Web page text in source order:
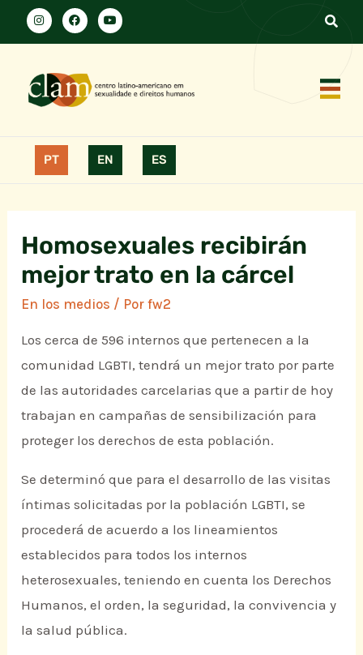
PT EN ES
Homosexuales recibirán
mejor trato en la cárcel
En los medios / Porfw2
Los cerca de 596 internos que pertenecen a la
comunidad LGBTI, tendrá un mejor trato por parte
de las autoridades carcelarias que a partir de hoy
trabajan en campañas de sensibilización para
proteger los derechos de esta población.
Se determinó que para el desarrollo de las visitas
íntimas solicitadas por la población LGBTI, se
procederá de acuerdo a los lineamientos
establecidos para todos los internos
heterosexuales, teniendo en cuenta los Derechos
Humanos, el orden, la seguridad, la convivencia y
la salud pública.